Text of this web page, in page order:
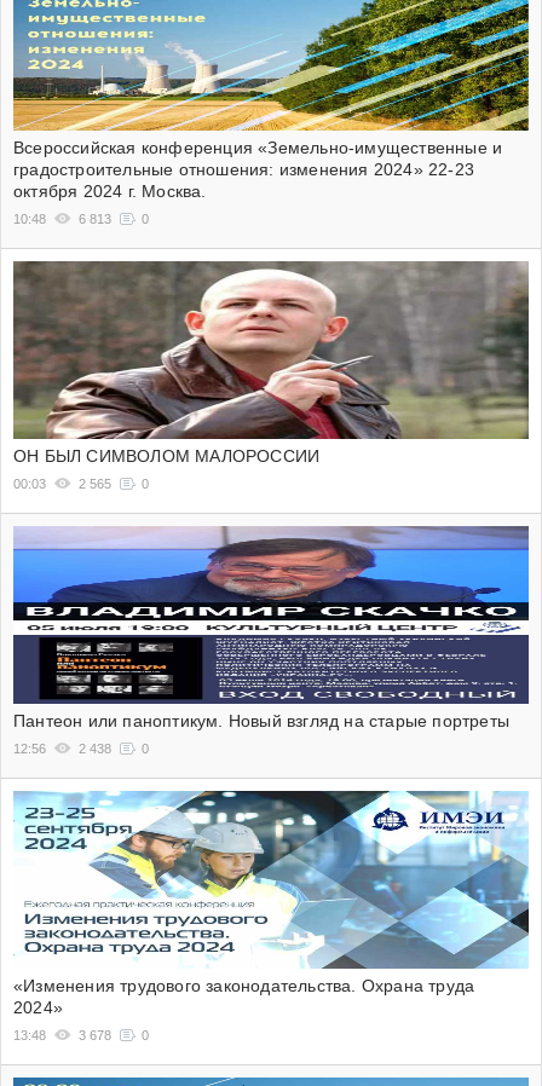
Всероссийская конференция «Земельно-имущественные и
градостроительные отношения: изменения 2024» 22-23
октября 2024 г. Москва.
10:48 6 813 0
ОН БЫЛ СИМВОЛОМ МАЛОРОССИИ
00:03 2 565 0
Пантеон или паноптикум. Новый взгляд на старые портреты
12:56 2 438 0
«Изменения трудового законодательства. Охрана труда
2024»
13:48 3 678 0